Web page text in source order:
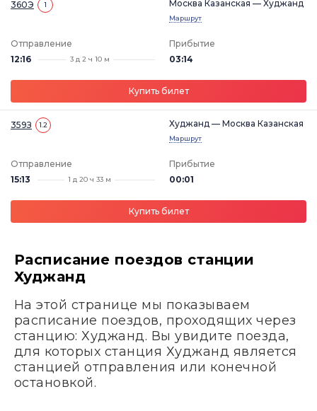
360Э 1 Москва Казанская — Худжанд
Маршрут
Отправление
12:16
3 д 2 ч 10 м
Прибытие
03:14
Купить билет
359З 1.2 Худжанд — Москва Казанская
Маршрут
Отправление
15:13
1 д 20 ч 33 м
Прибытие
00:01
Купить билет
Расписание поездов станции
Худжанд
На этой странице мы показываем
расписание поездов, проходящих через
станцию: Худжанд. Вы увидите поезда,
для которых станция Худжанд является
станцией отправления или конечной
остановкой.